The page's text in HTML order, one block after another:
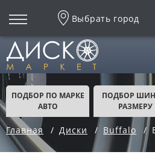
Выбрать город
ПОДБОР ПО МАРКЕ
АВТО
ПОДБОР
РАЗМЕРУ
Главная Диски Buffalo